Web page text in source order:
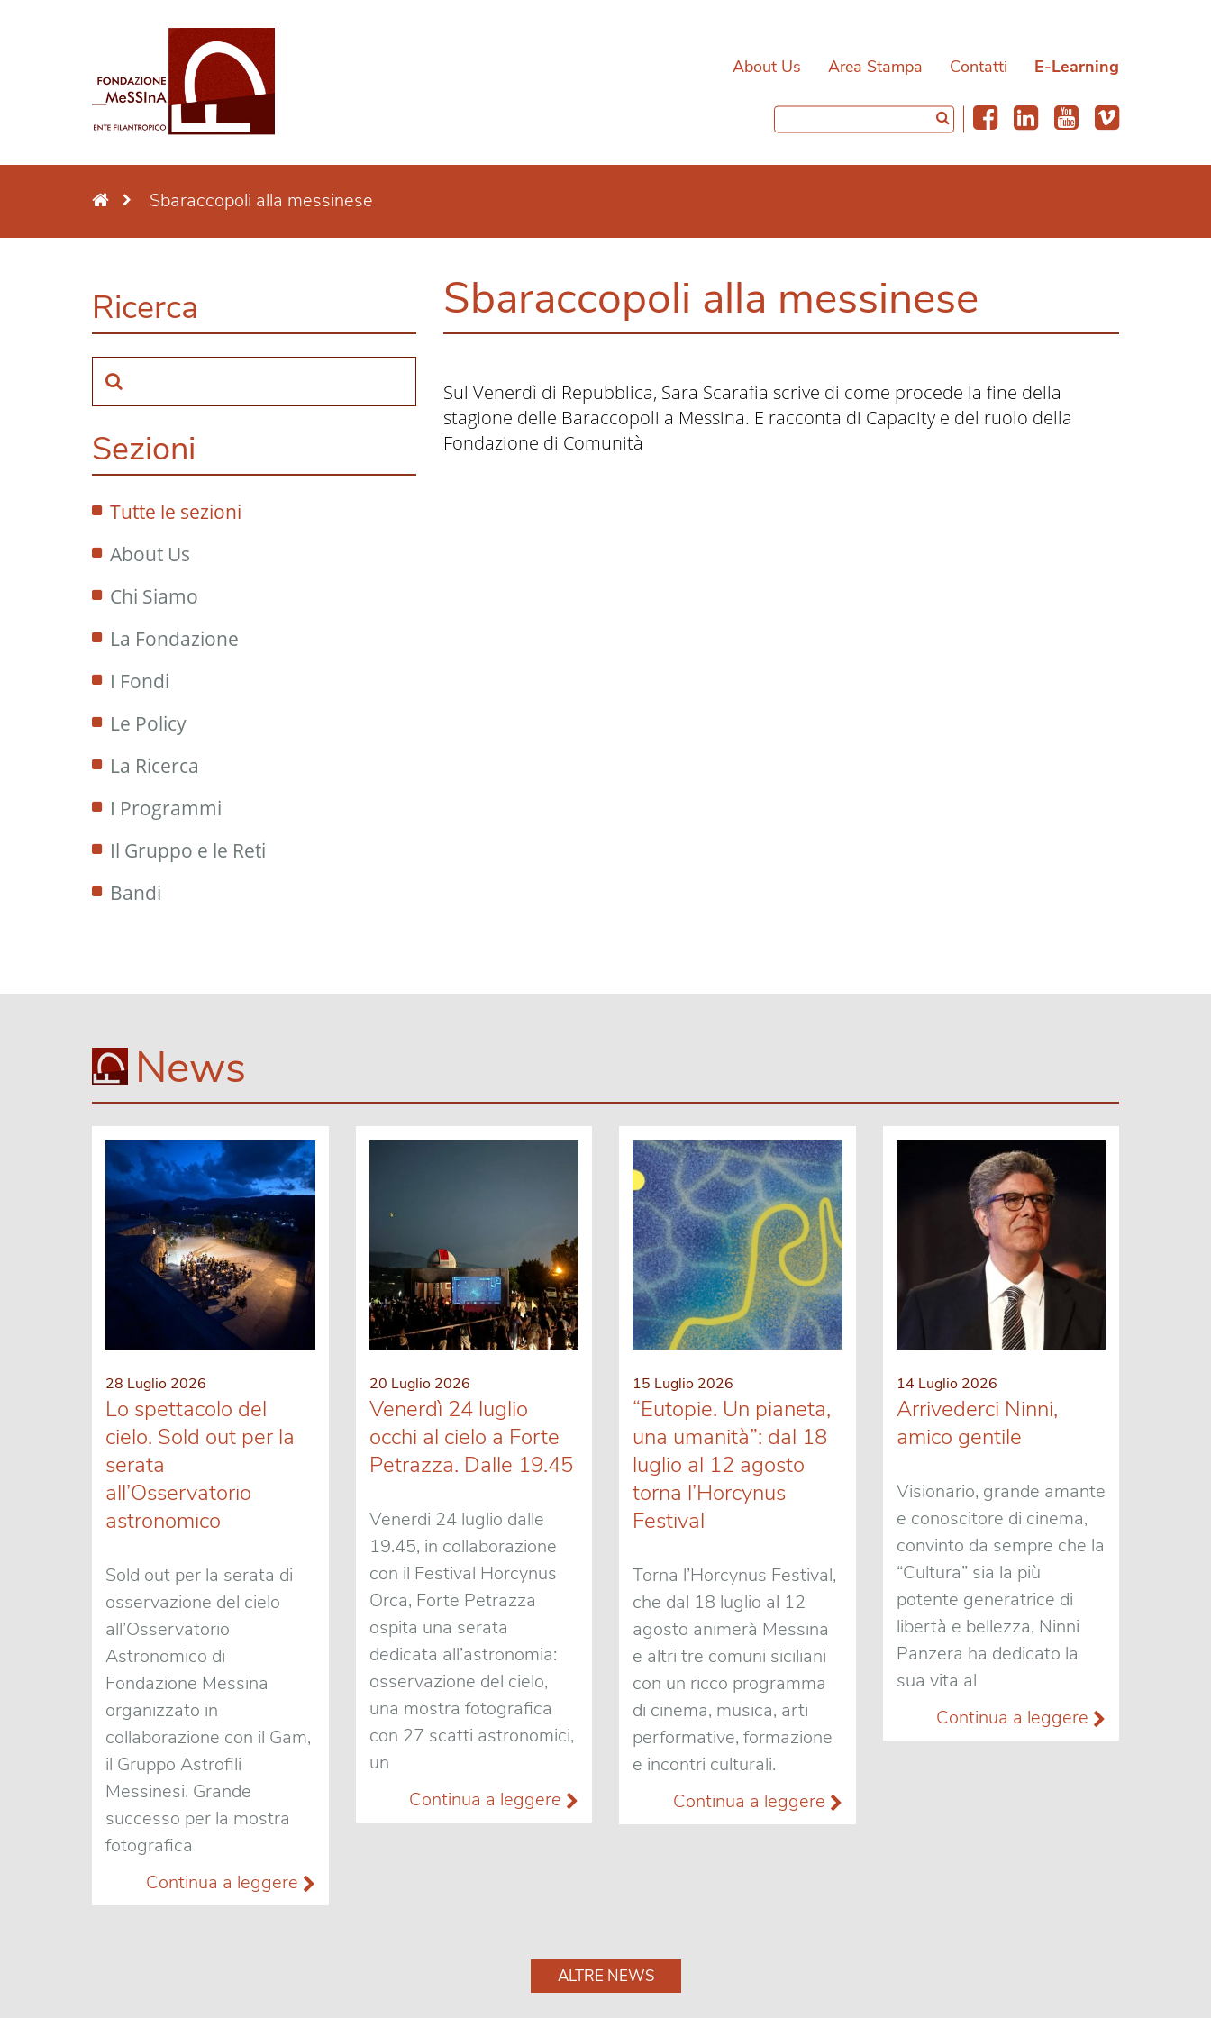
About Us Area Stampa Contatti E-Learning
Sbaraccopoli alla messinese
Ricerca
Sezioni
Tutte le sezioni
About Us
Chi Siamo
La Fondazione
I Fondi
Le Policy
La Ricerca
I Programmi
Il Gruppo e le Reti
Bandi
Sbaraccopoli alla messinese
Sul Venerdì di Repubblica, Sara Scarafia scrive di come procede la fine della
stagione delle Baraccopoli a Messina. E racconta di Capacity e del ruolo della
Fondazione di Comunità
News
28 Luglio 2026
Lo spettacolo del
cielo. Sold out per la
serata
all’Osservatorio
astronomico
Sold out per la serata di
osservazione del cielo
all’Osservatorio
Astronomico di
Fondazione Messina
organizzato in
collaborazione con il Gam,
il Gruppo Astrofili
Messinesi. Grande
successo per la mostra
fotografica
Continua a leggere
20 Luglio 2026
Venerdì 24 luglio
occhi al cielo a Forte
Petrazza. Dalle 19.45
Venerdi 24 luglio dalle
19.45, in collaborazione
con il Festival Horcynus
Orca, Forte Petrazza
ospita una serata
dedicata all’astronomia:
osservazione del cielo,
una mostra fotografica
con 27 scatti astronomici,
un
Continua a leggere
15 Luglio 2026
“Eutopie. Un pianeta,
una umanità”: dal 18
luglio al 12 agosto
torna l’Horcynus
Festival
Torna l’Horcynus Festival,
che dal 18 luglio al 12
agosto animerà Messina
e altri tre comuni siciliani
con un ricco programma
di cinema, musica, arti
performative, formazione
e incontri culturali.
Continua a leggere
14 Luglio 2026
Arrivederci Ninni,
amico gentile
Visionario, grande amante
e conoscitore di cinema,
convinto da sempre che la
“Cultura” sia la più
potente generatrice di
libertà e bellezza, Ninni
Panzera ha dedicato la
sua vita al
Continua a leggere
ALTRE NEWS